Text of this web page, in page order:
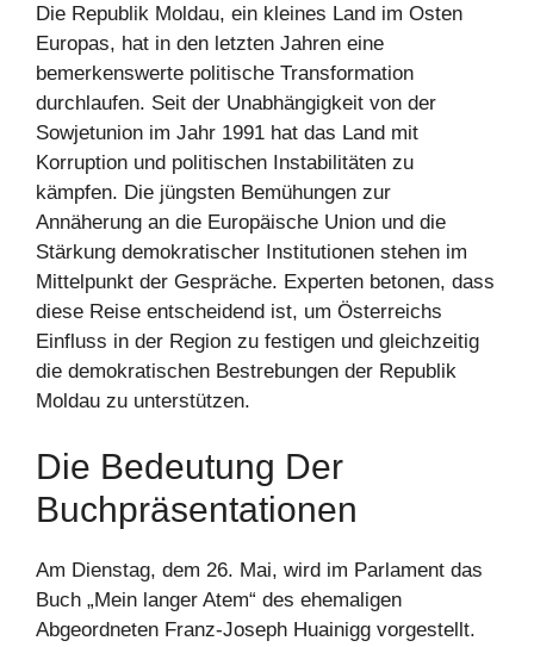
Die Republik Moldau, ein kleines Land im Osten
Europas, hat in den letzten Jahren eine
bemerkenswerte politische Transformation
durchlaufen. Seit der Unabhängigkeit von der
Sowjetunion im Jahr 1991 hat das Land mit
Korruption und politischen Instabilitäten zu
kämpfen. Die jüngsten Bemühungen zur
Annäherung an die Europäische Union und die
Stärkung demokratischer Institutionen stehen im
Mittelpunkt der Gespräche. Experten betonen, dass
diese Reise entscheidend ist, um Österreichs
Einfluss in der Region zu festigen und gleichzeitig
die demokratischen Bestrebungen der Republik
Moldau zu unterstützen.
Die Bedeutung Der
Buchpräsentationen
Am Dienstag, dem 26. Mai, wird im Parlament das
Buch „Mein langer Atem“ des ehemaligen
Abgeordneten Franz-Joseph Huainigg vorgestellt.